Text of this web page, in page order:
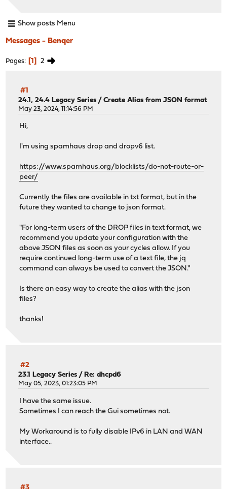
Show posts Menu
Messages - Benqer
Pages 1 2
#1
24.1, 24.4 Legacy Series /Create Alias from JSON format
May 23, 2024, 11:14:56 PM
Hi,
I'm using spamhaus drop and dropv6 list.
https://www.spamhaus.org/blocklists/do-not-route-or-
peer/
Currently the files are available in txt format, but in the
future they wanted to change to json format.
"For long-term users of the DROP files in text format, we
recommend you update your configuration with the
above JSON files as soon as your cycles allow. If you
require continued long-term use of a text file, the jq
command can always be used to convert the JSON."
Is there an easy way to create the alias with the json
files?
thanks!
#2
23.1 Legacy Series /Re: dhcpd6
May 05, 2023, 01:23:05 PM
I have the same issue.
Sometimes I can reach the Gui sometimes not.
My Workaround is to fully disable IPv6 in LAN and WAN
interface..